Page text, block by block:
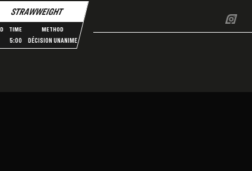
STRAWWEIGHT
TIME
5:00
METHOD
DÉCISION UNANIME